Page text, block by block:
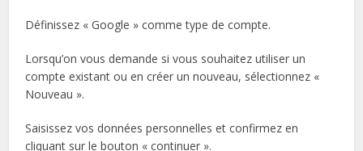
Définissez « Google » comme type de compte.
Lorsqu’on vous demande si vous souhaitez utiliser un
compte existant ou en créer un nouveau, sélectionnez «
Nouveau ».
Saisissez vos données personnelles et confirmez en
cliquant sur le bouton « continuer ».